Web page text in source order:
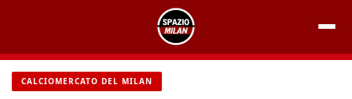
contenuto
CALCIOMERCATO DEL MILAN